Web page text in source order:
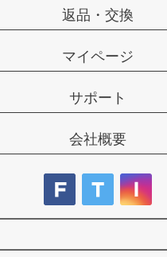
返品・交換
マイページ
サポート
会社概要